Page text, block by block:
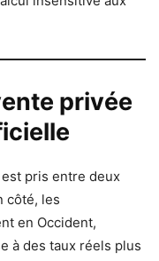
privée
est pris entre deux
côté, les
en Occident,
à des taux réels plus